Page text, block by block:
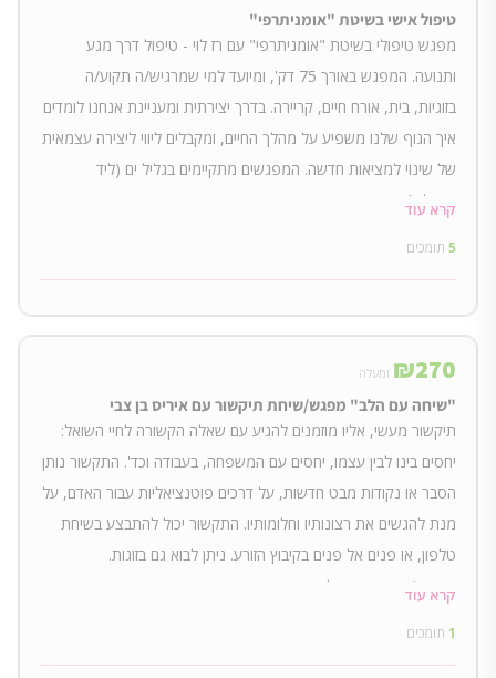
טיפול אישי בשיטת "אומניתרפי"
מפגש טיפולי בשיטת "אומניתרפי" עם רז לוי - טיפול דרך מגע
ותנועה. המפגש באורך 75 דק', ומיועד למי שמרגיש/ה תקוע/ה
בזוגיות, בית, אורח חיים, קריירה. בדרך יצירתית ומעניינת אנחנו לומדים
איך הגוף שלנו משפיע על מהלך החיים, ומקבלים ליווי ליצירה עצמאית
של שינוי למציאות חדשה. המפגשים מתקיימים בגליל ים (ליד
הרצליה).
קרא עוד
5 תומכים
₪270 ומעלה
"שיחה עם הלב" מפגש/שיחת תיקשור עם איריס בן צבי
תיקשור מעשי, אליו מוזמנים להגיע עם שאלה הקשורה לחיי השואל:
יחסים בינו לבין עצמו, יחסים עם המשפחה, בעבודה וכד'. התקשור נותן
הסבר או נקודות מבט חדשות, על דרכים פוטנציאליות עבור האדם, על
מנת להגשים את רצונותיו וחלומותיו. התקשור יכול להתבצע בשיחת
טלפון, או פנים אל פנים בקיבוץ הזורע. ניתן לבוא גם בזוגות.
השיחה/מפגש הם של כשעה.
קרא עוד
1 תומכים